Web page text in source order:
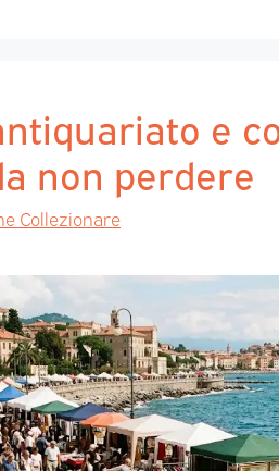
e
non perdere
Collezionare